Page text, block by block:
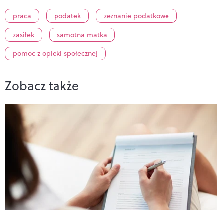
praca podatek
zeznanie podatkowe
zasiłek
samotna matka
pomoc z opieki społecznej
Zobacz także